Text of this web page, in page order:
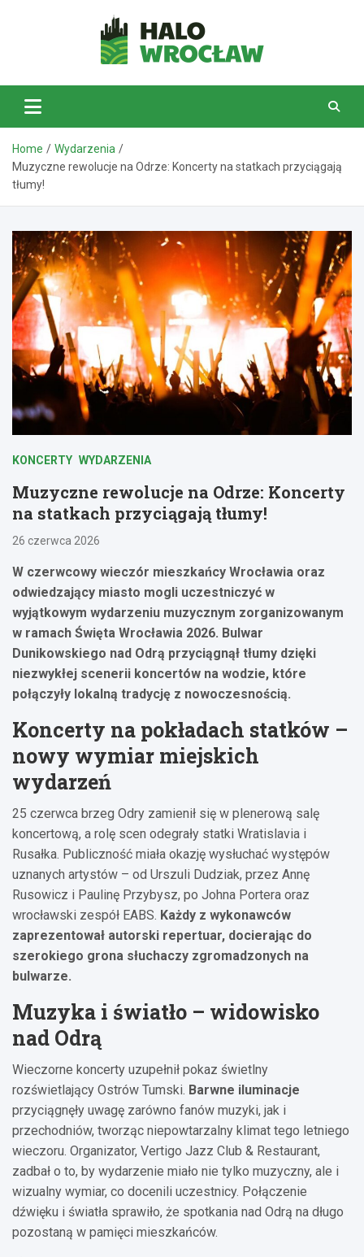
HaloWrocław.pl
Home
Wydarzenia
Muzyczne rewolucje na Odrze: Koncerty na statkach przyciągają
tłumy!
KONCERTY WYDARZENIA
Muzyczne rewolucje na Odrze: Koncerty
na statkach przyciągają tłumy!
26 czerwca 2026
W czerwcowy wieczór mieszkańcy Wrocławia oraz
odwiedzający miasto mogli uczestniczyć w
wyjątkowym wydarzeniu muzycznym zorganizowanym
w ramach Święta Wrocławia 2026. Bulwar
Dunikowskiego nad Odrą przyciągnął tłumy dzięki
niezwykłej scenerii koncertów na wodzie, które
połączyły lokalną tradycję z nowoczesnością.
Koncerty na pokładach statków –
nowy wymiar miejskich
wydarzeń
25 czerwca brzeg Odry zamienił się w plenerową salę
koncertową, a rolę scen odegrały statki Wratislavia i
Rusałka. Publiczność miała okazję wysłuchać występów
uznanych artystów – od Urszuli Dudziak, przez Annę
Rusowicz i Paulinę Przybysz, po Johna Portera oraz
wrocławski zespół EABS. Każdy z wykonawców
zaprezentował autorski repertuar, docierając do
szerokiego grona słuchaczy zgromadzonych na
bulwarze.
Muzyka i światło – widowisko
nad Odrą
Wieczorne koncerty uzupełnił pokaz świetlny
rozświetlający Ostrów Tumski. Barwne iluminacje
przyciągnęły uwagę zarówno fanów muzyki, jak i
przechodniów, tworząc niepowtarzalny klimat tego letniego
wieczoru. Organizator, Vertigo Jazz Club & Restaurant,
zadbał o to, by wydarzenie miało nie tylko muzyczny, ale i
wizualny wymiar, co docenili uczestnicy. Połączenie
dźwięku i światła sprawiło, że spotkania nad Odrą na długo
pozostaną w pamięci mieszkańców.